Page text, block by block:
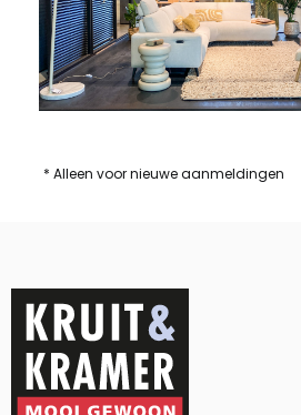
* Alleen voor nieuwe aanmeldingen